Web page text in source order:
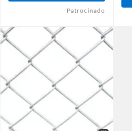
Patrocinado